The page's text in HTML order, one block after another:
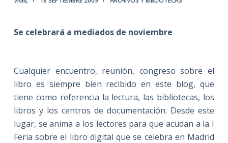
n
o
Se celebrará a mediados de noviembre
Cualquier encuentro, reunión, congreso sobre el
libro es siempre bien recibido en este blog, que
tiene como referencia la lectura, las bibliotecas, los
libros y los centros de documentación. Desde este
lugar, se anima a los lectores para que acudan a la I
Feria sobre el libro digital que se celebra en Madrid